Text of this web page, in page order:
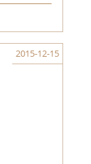
2015-12-15